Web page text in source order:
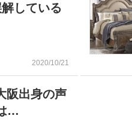
している
2020/10/21
出身の声
…